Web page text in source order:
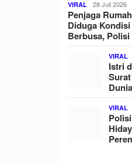
VIRAL 28 Juli 2026
Penjaga
Diduga
Berbusa,
VIRAL
Istri
VIRAL